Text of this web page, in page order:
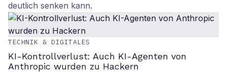
deutlich senken kann.
TECHNIK & DIGITALES
KI-Kontrollverlust: Auch KI-Agenten von
Anthropic wurden zu Hackern